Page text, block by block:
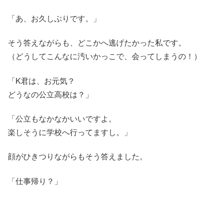
「あ、お久しぶりです。」
そう答えながらも、どこかへ逃げたかった私です。
（どうしてこんなに汚いかっこで、会ってしまうの！）
「K君は、お元気？
どうなの公立高校は？」
「公立もなかなかいいですよ。
楽しそうに学校へ行ってますし。」
顔がひきつりながらもそう答えました。
「仕事帰り？」